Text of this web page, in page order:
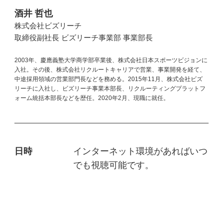
酒井 哲也
株式会社ビズリーチ
取締役副社長 ビズリーチ事業部 事業部長
2003年、慶應義塾大学商学部卒業後、株式会社日本スポーツビジョンに
入社。その後、株式会社リクルートキャリアで営業、事業開発を経て、
中途採用領域の営業部門長などを務める。2015年11月、株式会社ビズ
リーチに入社し、ビズリーチ事業本部長、リクルーティングプラットフ
ォーム統括本部長などを歴任。2020年2月、現職に就任。
日時
インターネット環境があればいつ
でも視聴可能です。